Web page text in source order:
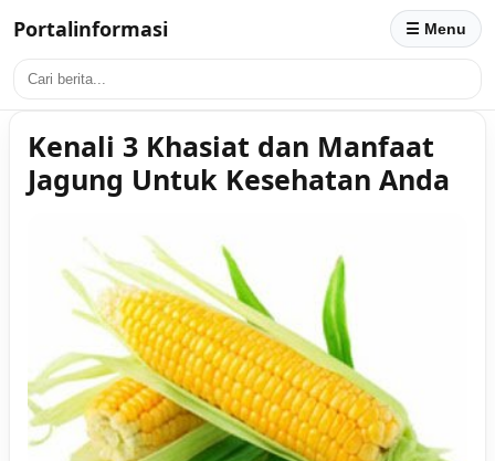
Portalinformasi ☰ Menu
Kenali 3 Khasiat dan Manfaat
Jagung Untuk Kesehatan Anda